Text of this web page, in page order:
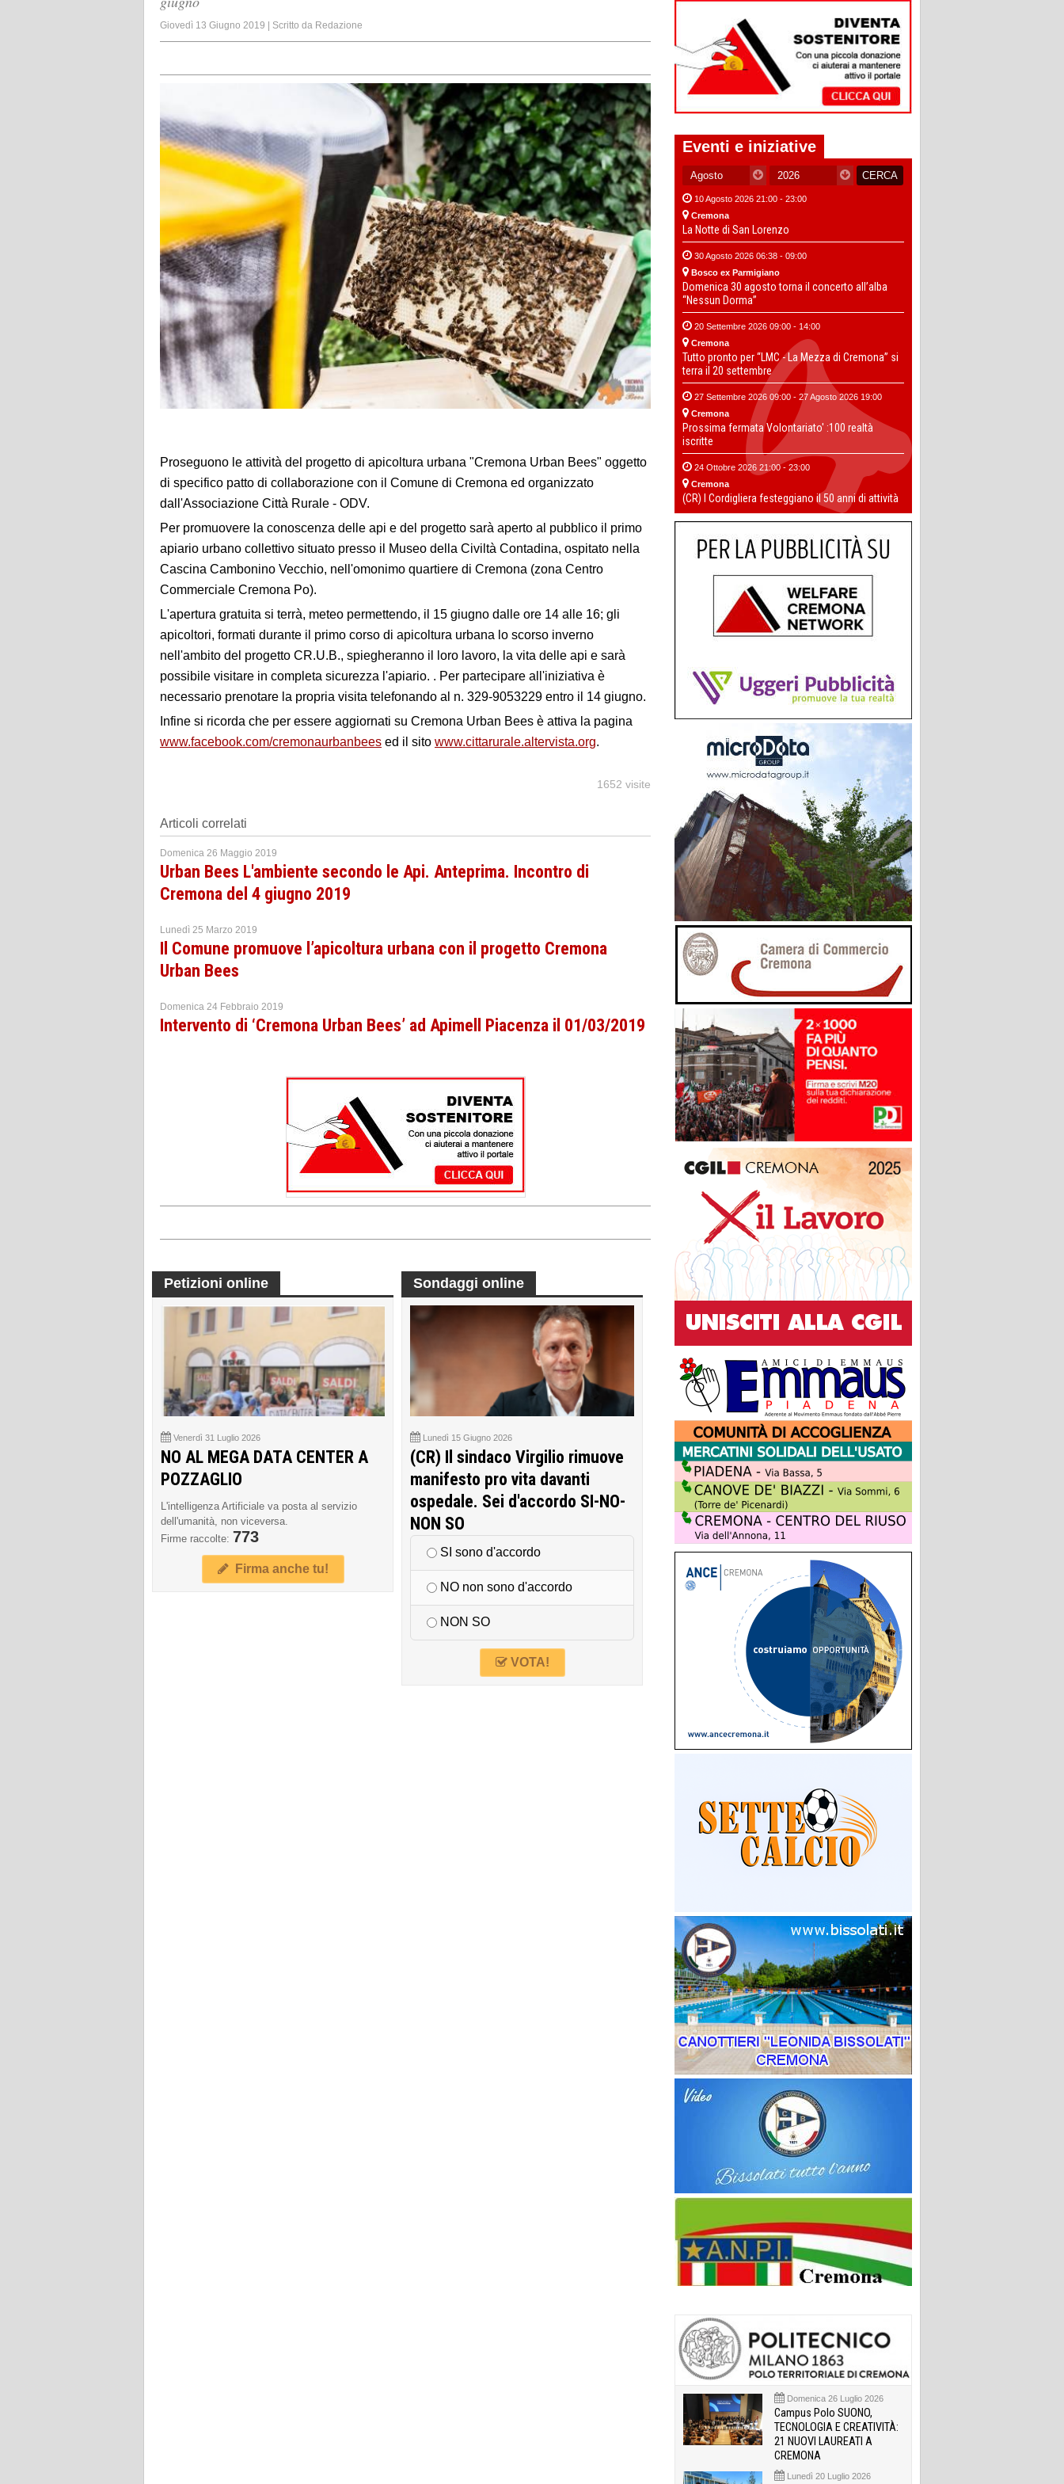
Giovedì 13 Giugno 2019 | Scritto da Redazione
Proseguono le attività del progetto di apicoltura urbana "Cremona Urban Bees" oggetto
di specifico patto di collaborazione con il Comune di Cremona ed organizzato
dall'Associazione Città Rurale - ODV.
Per promuovere la conoscenza delle api e del progetto sarà aperto al pubblico il primo
apiario urbano collettivo situato presso il Museo della Civiltà Contadina, ospitato nella
Cascina Cambonino Vecchio, nell'omonimo quartiere di Cremona (zona Centro
Commerciale Cremona Po).
L'apertura gratuita si terrà, meteo permettendo, il 15 giugno dalle ore 14 alle 16; gli
apicoltori, formati durante il primo corso di apicoltura urbana lo scorso inverno
nell'ambito del progetto CR.U.B., spiegheranno il loro lavoro, la vita delle api e sarà
possibile visitare in completa sicurezza l'apiario. . Per partecipare all'iniziativa è
necessario prenotare la propria visita telefonando al n. 329-9053229 entro il 14 giugno.
Infine si ricorda che per essere aggiornati su Cremona Urban Bees è attiva la pagina
www.facebook.com/cremonaurbanbees ed il sito www.cittarurale.altervista.org.
1652 visite
Articoli correlati
Domenica 26 Maggio 2019
Urban Bees L'ambiente secondo le Api. Anteprima. Incontro di
Cremona del 4 giugno 2019
Lunedì 25 Marzo 2019
Il Comune promuove l’apicoltura urbana con il progetto Cremona
Urban Bees
Domenica 24 Febbraio 2019
Intervento di ‘Cremona Urban Bees’ ad Apimell Piacenza il 01/03/2019
Petizioni online
Venerdì 31 Luglio 2026
NO AL MEGA DATA CENTER A
POZZAGLIO
L'intelligenza Artificiale va posta al servizio
dell'umanità, non viceversa.
Firme raccolte: 773
Firma anche tu!
Sondaggi online
Lunedì 15 Giugno 2026
(CR) Il sindaco Virgilio rimuove
manifesto pro vita davanti
ospedale. Sei d'accordo SI-NO-
NON SO
SI sono d'accordo
NO non sono d'accordo
NON SO
VOTA!
Eventi e iniziative
10 Agosto 2026 21:00 - 23:00
Cremona
La Notte di San Lorenzo
30 Agosto 2026 06:38 - 09:00
Bosco ex Parmigiano
Domenica 30 agosto torna il concerto all’alba
“Nessun Dorma”
20 Settembre 2026 09:00 - 14:00
Cremona
Tutto pronto per “LMC - La Mezza di Cremona” si
terra il 20 settembre
27 Settembre 2026 09:00 - 27 Agosto 2026 19:00
Cremona
Prossima fermata Volontariato' :100 realtà
iscritte
24 Ottobre 2026 21:00 - 23:00
Cremona
(CR) I Cordigliera festeggiano il 50 anni di attività
Domenica 26 Luglio 2026
Campus Polo SUONO,
TECNOLOGIA E CREATIVITÀ:
21 NUOVI LAUREATI A
CREMONA
Lunedì 20 Luglio 2026